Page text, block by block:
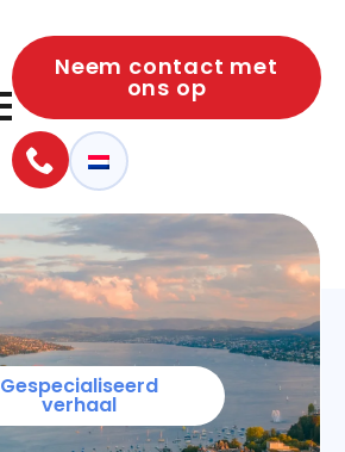
Neem contact met
ons op
Gespecialiseerd
verhaal